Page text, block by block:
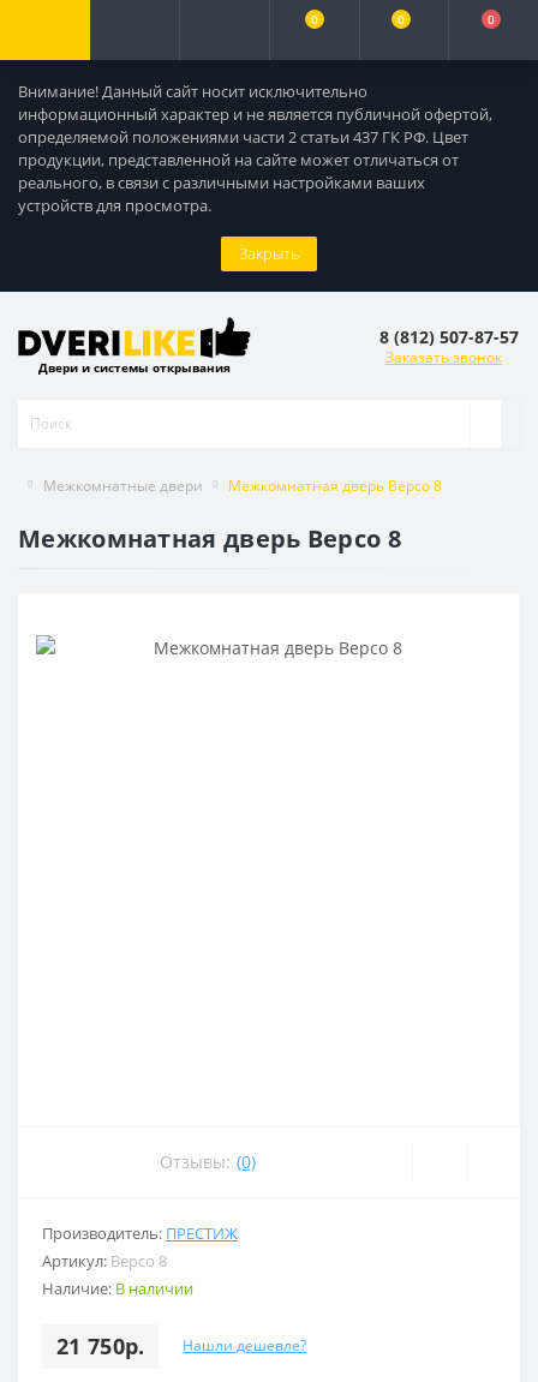
Внимание! Данный сайт носит исключительно
информационный характер и не является публичной офертой,
определяемой положениями части 2 статьи 437 ГК РФ. Цвет
продукции, представленной на сайте может отличаться от
реального, в связи с различными настройками ваших
устройств для просмотра.
Закрыть
0 0 0
Двери и системы открывания
8 (812) 507-87-57
Заказать звонок
Межкомнатные двери Межкомнатная дверь Версо 8
Межкомнатная дверь Версо 8
Отзывы: (0)
Производитель: ПРЕСТИЖ
Артикул: Версо 8
Наличие: В наличии
21 750р. Нашли дешевле?